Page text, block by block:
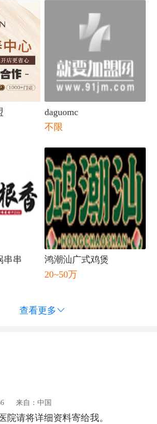
daguomc
不限
串串
鸿潮汕广式鸡煲
20~50万
查看更多 
来自：中国
院请将详细资料寄给我。